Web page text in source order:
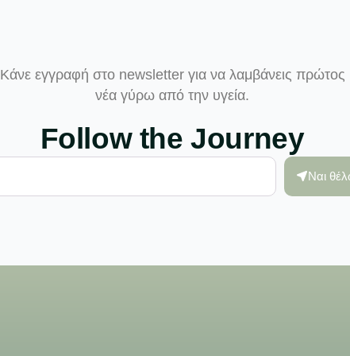
Κάνε εγγραφή στο newsletter για να λαμβάνεις πρώτος
νέα γύρω από την υγεία.
Follow the Journey
Ναι